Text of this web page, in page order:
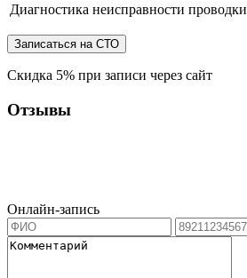
Диагностика неисправности проводки
Скидка 5% при записи через сайт
Отзывы
Онлайн-запись